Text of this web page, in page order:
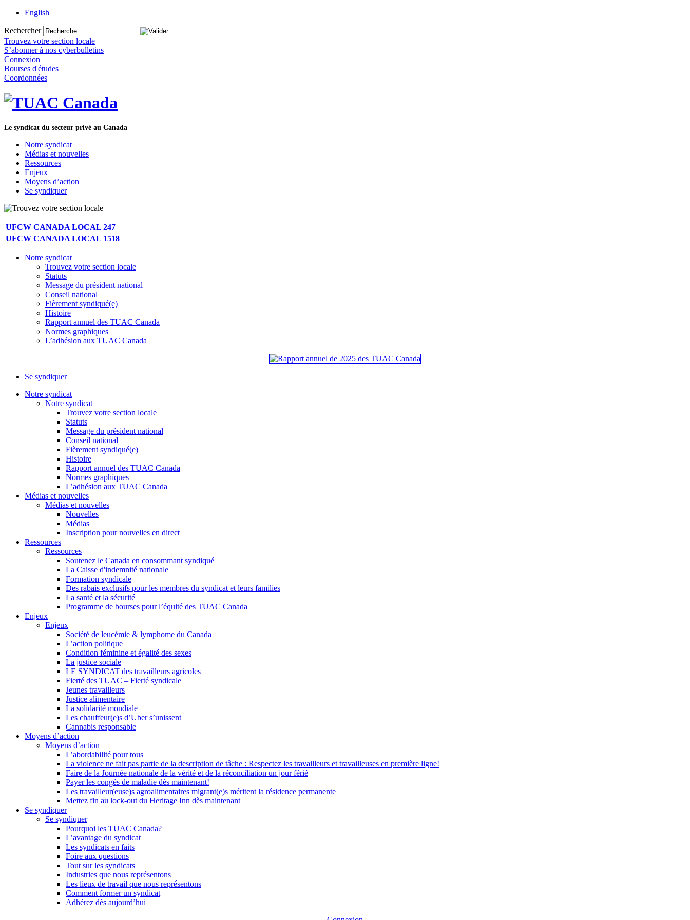
English
Rechercher
Trouvez votre section locale
S’abonner à nos cyberbulletins
Connexion
Bourses d'études
Coordonnées
Le syndicat du secteur privé au Canada
Notre syndicat
Médias et nouvelles
Ressources
Enjeux
Moyens d’action
Se syndiquer
UFCW CANADA LOCAL 247
UFCW CANADA LOCAL 1518
Notre syndicat
Trouvez votre section locale
Statuts
Message du président national
Conseil national
Fièrement syndiqué(e)
Histoire
Rapport annuel des TUAC Canada
Normes graphiques
L’adhésion aux TUAC Canada
Se syndiquer
Notre syndicat
Notre syndicat
Trouvez votre section locale
Statuts
Message du président national
Conseil national
Fièrement syndiqué(e)
Histoire
Rapport annuel des TUAC Canada
Normes graphiques
L’adhésion aux TUAC Canada
Médias et nouvelles
Médias et nouvelles
Nouvelles
Médias
Inscription pour nouvelles en direct
Ressources
Ressources
Soutenez le Canada en consommant syndiqué
La Caisse d'indemnité nationale
Formation syndicale
Des rabais exclusifs pour les membres du syndicat et leurs families
La santé et la sécurité
Programme de bourses pour l’équité des TUAC Canada
Enjeux
Enjeux
Société de leucémie & lymphome du Canada
L’action politique
Condition féminine et égalité des sexes
La justice sociale
LE SYNDICAT des travailleurs agricoles
Fierté des TUAC – Fierté syndicale
Jeunes travailleurs
Justice alimentaire
La solidarité mondiale
Les chauffeur(e)s d’Uber s’unissent
Cannabis responsable
Moyens d’action
Moyens d’action
L’abordabilité pour tous
La violence ne fait pas partie de la description de tâche : Respectez les travailleurs et travailleuses en première ligne!
Faire de la Journée nationale de la vérité et de la réconciliation un jour férié
Payer les congés de maladie dès maintenant!
Les travailleur(euse)s agroalimentaires migrant(e)s méritent la résidence permanente
Mettez fin au lock-out du Heritage Inn dès maintenant
Se syndiquer
Se syndiquer
Pourquoi les TUAC Canada?
L’avantage du syndicat
Les syndicats en faits
Foire aux questions
Tout sur les syndicats
Industries que nous représentons
Les lieux de travail que nous représentons
Comment former un syndicat
Adhérez dès aujourd’hui